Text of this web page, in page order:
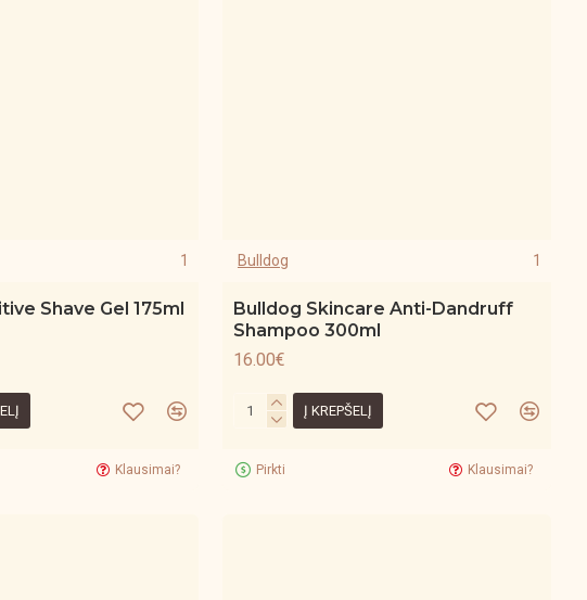
1
Shave Gel 175ml
Klausimai?
Bulldog 1
Bulldog Skincare Anti-Dandruff
Shampoo 300ml
16.00€
Į KREPŠELĮ
Pirkti Klausimai?